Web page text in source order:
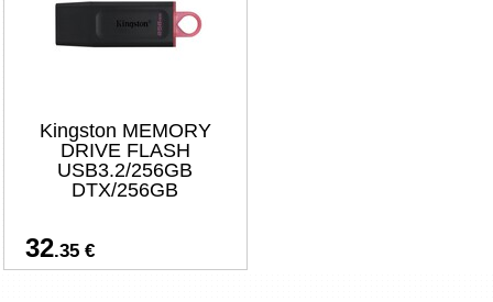
Kingston MEMORY
DRIVE FLASH
USB3.2/256GB
DTX/256GB
32.35 €